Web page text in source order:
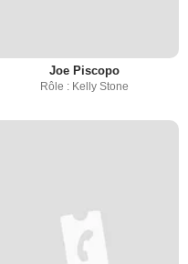
Joe Piscopo
Rôle : Kelly Stone